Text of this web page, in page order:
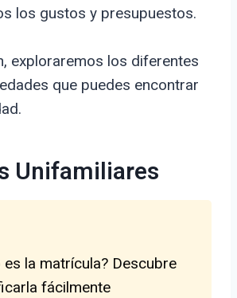
los gustos y presupuestos.
exploraremos los diferentes
que puedes encontrar
Unifamiliares
es la matrícula? Descubre
fácilmente